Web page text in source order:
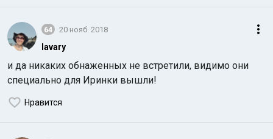
64 20 нояб. 2018
lavary
и да никаких обнаженных не встретили, видимо они
специально для Иринки вышли!
Нравится